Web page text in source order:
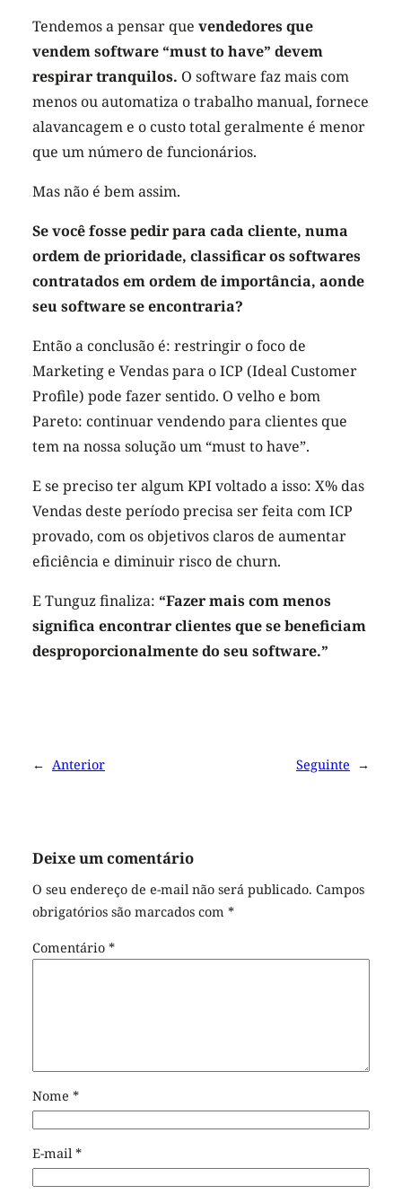
Tendemos a pensar que vendedores que
vendem software “must to have” devem
respirar tranquilos. O software faz mais com
menos ou automatiza o trabalho manual, fornece
alavancagem e o custo total geralmente é menor
que um número de funcionários.
Mas não é bem assim.
Se você fosse pedir para cada cliente, numa
ordem de prioridade, classificar os softwares
contratados em ordem de importância, aonde
seu software se encontraria?
Então a conclusão é: restringir o foco de
Marketing e Vendas para o ICP (Ideal Customer
Profile) pode fazer sentido. O velho e bom
Pareto: continuar vendendo para clientes que
tem na nossa solução um “must to have”.
E se preciso ter algum KPI voltado a isso: X% das
Vendas deste período precisa ser feita com ICP
provado, com os objetivos claros de aumentar
eficiência e diminuir risco de churn.
E Tunguz finaliza: “Fazer mais com menos
significa encontrar clientes que se beneficiam
desproporcionalmente do seu software.”
← Anterior Seguinte →
Deixe um comentário
O seu endereço de e-mail não será publicado. Campos
obrigatórios são marcados com *
Comentário *
Nome *
E-mail*